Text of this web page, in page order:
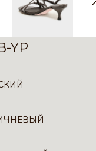
YP